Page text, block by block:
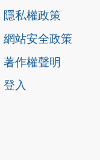
隱私權政策
網站安全政策
著作權聲明
登入